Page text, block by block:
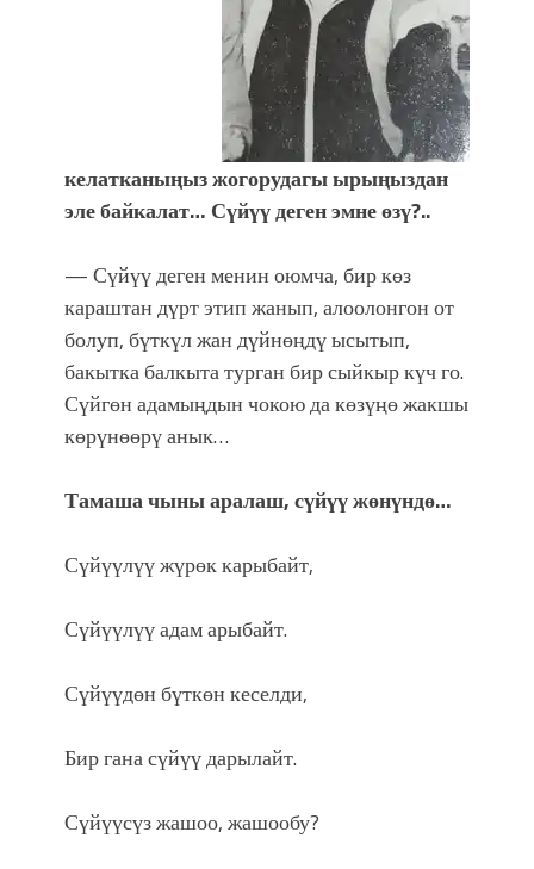
келатканыңыз жогорудагы ырыңыздан
эле байкалат… Сүйүү деген эмне өзү?..
— Сүйүү деген менин оюмча, бир көз
караштан дүрт этип жанып, алоолонгон от
болуп, бүткүл жан дүйнөңдү ысытып,
бакытка балкыта турган бир сыйкыр күч го.
Сүйгөн адамыңдын чокою да көзүңө жакшы
көрүнөөрү анык…
Тамаша чыны аралаш, сүйүү жөнүндө…
Сүйүүлүү жүрөк карыбайт,
Сүйүүлүү адам арыбайт.
Сүйүүдөн бүткөн кеселди,
Бир гана сүйүү дарылайт.
Сүйүүсүз жашоо, жашообу?